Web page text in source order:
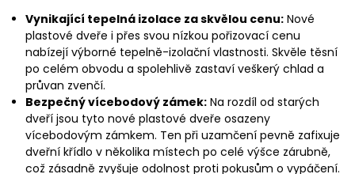
Vynikající tepelná izolace za skvělou cenu: Nové
plastové dveře i přes svou nízkou pořizovací cenu
nabízejí výborné tepelně-izolační vlastnosti. Skvěle těsní
po celém obvodu a spolehlivě zastaví veškerý chlad a
průvan zvenčí.
Bezpečný vícebodový zámek: Na rozdíl od starých
dveří jsou tyto nové plastové dveře osazeny
vícebodovým zámkem. Ten při uzamčení pevně zafixuje
dveřní křídlo v několika místech po celé výšce zárubně,
což zásadně zvyšuje odolnost proti pokusům o vypáčení.